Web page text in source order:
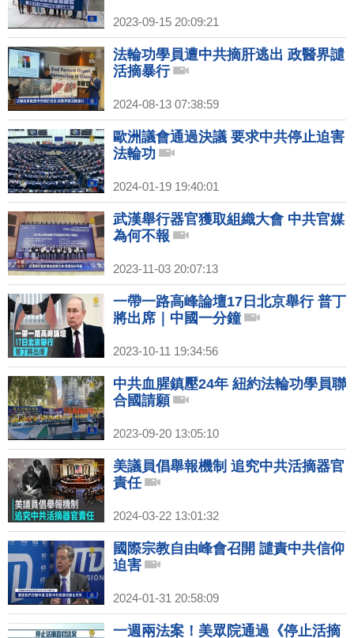
2023-09-15 20:09:21
法輪功學員遭中共摘肝逃出 政醫界譴
活摘暴行
2024-08-13 07:38:59
歐洲議會通過決議 要求中共停止迫害
法輪功
2024-01-19 19:40:01
武漢舉行器官獲取組織大會 中共官媒
為何不報
2023-11-03 20:07:13
一帶一路高峰論壇17日北京舉行 普丁
將出席｜中國一分鐘
2023-10-11 19:34:56
中共血腥鎮壓24年 紐約法輪功學員聯
合國請願
2023-09-20 13:05:10
美議員倡舉報機制 追究中共活摘器官
責任
2024-03-22 13:01:32
國際宗教自由峰會召開 譴責中共信仰
迫害
2024-01-31 20:58:09
一週兩法案！美眾院通過《停止活摘